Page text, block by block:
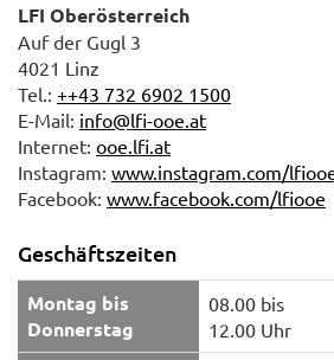
LFI Oberösterreich
Auf der Gugl 3
4021 Linz
Tel.: ++43 732 6902 1500
E-Mail: info@lfi-ooe.at
Internet: ooe.lfi.at
Instagram: www.instagram.com/
Facebook: www.facebook.com/lfiooe
Geschäftszeiten
Montag bis
Donnerstag
08.00 bis
12.00 Uhr